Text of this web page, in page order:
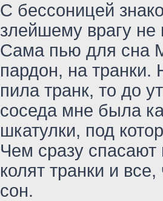
С бессоницей
злейшему врагу
Сама пью для сна
пардон, на
пила транк, то до
соседа мне была
шкатулки, под
Чем сразу спасают
колят транки и
сон.